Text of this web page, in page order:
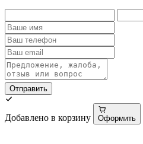
Отправить
Добавлено в корзину Оформить